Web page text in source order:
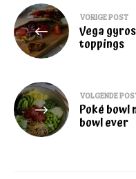
Bericht
navigatie
VORIGE POST
Vega
toppings
VOLGENDE
Poké bowl
bowl ever